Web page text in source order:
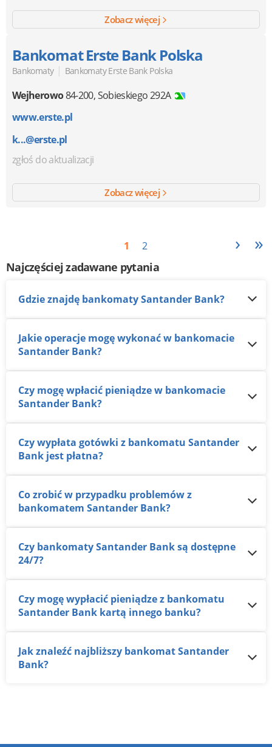
Zobacz więcej
Bankomat Erste Bank Polska
Bankomaty | Bankomaty Erste Bank Polska
Wejherowo84-200,Sobieskiego 292A
www.erste.pl
k...@erste.pl
zgłoś do aktualizacji
Zobacz więcej
1 2 › »
Najczęściej zadawane pytania
Gdzie znajdę bankomaty Santander Bank?
Jakie operacje mogę wykonać w bankomacie
Santander Bank?
Czy mogę wpłacić pieniądze w bankomacie
Santander Bank?
Czy wypłata gotówki z bankomatu Santander
Bank jest płatna?
Co zrobić w przypadku problemów z
bankomatem Santander Bank?
Czy bankomaty Santander Bank są dostępne
24/7?
Czy mogę wypłacić pieniądze z bankomatu
Santander Bank kartą innego banku?
Jak znaleźć najbliższy bankomat Santander
Bank?